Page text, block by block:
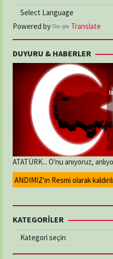
Powered by Translate
DUYURU & HABERLER
ATATÜRK... O'nu anıyoruz,
ANDIMIZ'ın Resmi olarak
KATEGORİLER
KATEGORİLER